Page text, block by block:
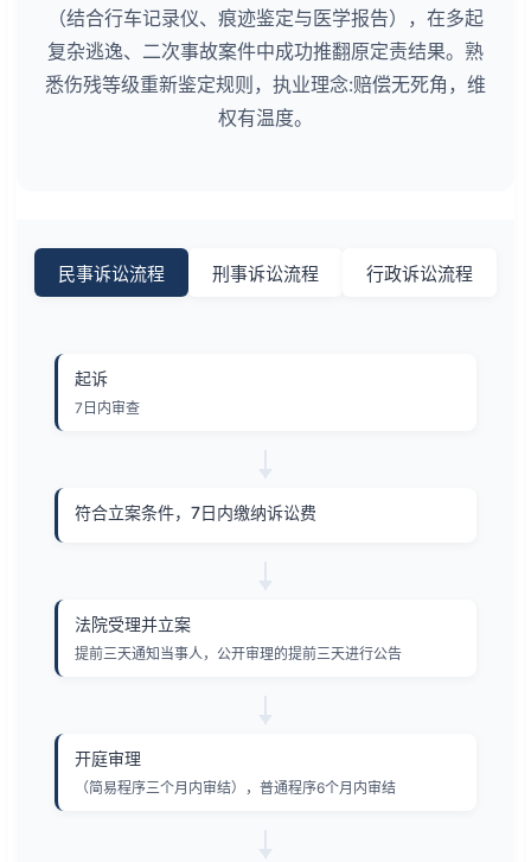
（结合行车记录仪、痕迹鉴定与医学报告），在多起
复杂逃逸、二次事故案件中成功推翻原定责结果。熟
悉伤残等级重新鉴定规则，执业理念:赔偿无死角，维
权有温度。
民事诉讼流程 刑事诉讼流程 行政诉讼流程
起诉
7日内审查
符合立案条件，7日内缴纳诉讼费
法院受理并立案
提前三天通知当事人，公开审理的提前三天进行公告
开庭审理
（简易程序三个月内审结），普通程序6个月内审结